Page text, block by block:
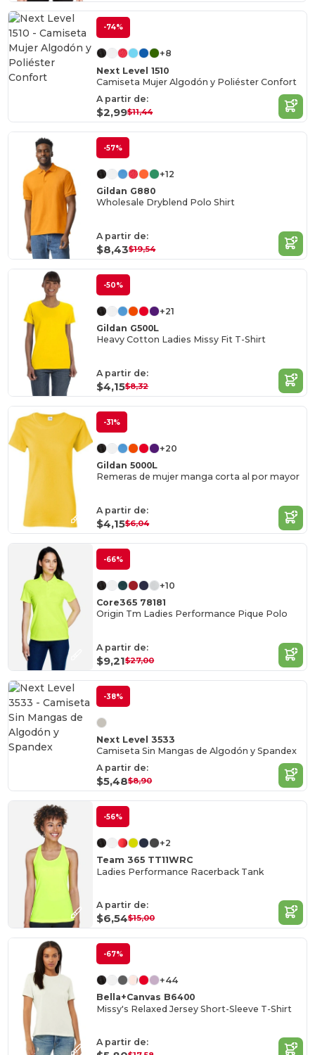
-74%
+8
Next Level 1510
Camiseta Mujer Algodón y Poliéster Confort
A partir de:
$2,99$11,44
-57%
+12
Gildan G880
Wholesale Dryblend Polo Shirt
A partir de:
$8,43$19,54
-50%
+21
Gildan G500L
Heavy Cotton Ladies Missy Fit T-Shirt
A partir de:
$4,15$8,32
-31%
+20
Gildan 5000L
Remeras de mujer manga corta al por mayor
A partir de:
$4,15$6,04
-66%
+10
Core365 78181
Origin Tm Ladies Performance Pique Polo
A partir de:
$9,21$27,00
-38%
Next Level 3533
Camiseta Sin Mangas de Algodón y Spandex
A partir de:
$5,48$8,90
-56%
+2
Team 365 TT11WRC
Ladies Performance Racerback Tank
A partir de:
$6,54$15,00
-67%
+44
Bella+Canvas B6400
Missy's Relaxed Jersey Short-Sleeve T-Shirt
A partir de: